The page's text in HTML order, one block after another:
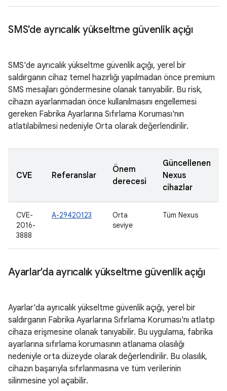
SMS'de ayrıcalık yükseltme güvenlik açığı
SMS'de ayrıcalık yükseltme güvenlik açığı, yerel bir
saldırganın cihaz temel hazırlığı yapılmadan önce premium
SMS mesajları göndermesine olanak tanıyabilir. Bu risk,
cihazın ayarlanmadan önce kullanılmasını engellemesi
gereken Fabrika Ayarlarına Sıfırlama Koruması'nın
atlatılabilmesi nedeniyle Orta olarak değerlendirilir.
CVE Referanslar
Önem
derecesi
Güncellenen
Nexus
cihazlar
CVE-
2016-
3888
A-29420123
Orta
seviye
Tüm Nexus
Ayarlar'da ayrıcalık yükseltme güvenlik açığı
Ayarlar'da ayrıcalık yükseltme güvenlik açığı, yerel bir
saldırganın Fabrika Ayarlarına Sıfırlama Koruması'nı atlatıp
cihaza erişmesine olanak tanıyabilir. Bu uygulama, fabrika
ayarlarına sıfırlama korumasının atlanama olasılığı
nedeniyle orta düzeyde olarak değerlendirilir. Bu olasılık,
cihazın başarıyla sıfırlanmasına ve tüm verilerinin
silinmesine yol açabilir.